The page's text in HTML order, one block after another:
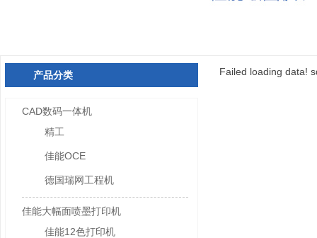
产品分类
CAD数码一体机
精工
佳能OCE
德国瑞网工程机
佳能大幅面喷墨打印机
佳能12色打印机
Failed loading data!